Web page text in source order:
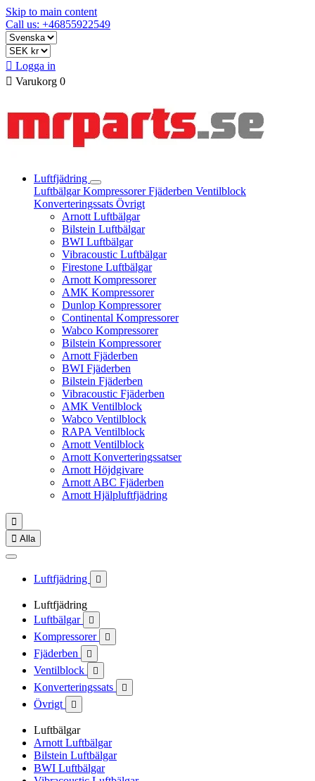
Skip to main content
Call us: +46855922549
 Logga in
 Varukorg 0
Luftfjädring
LuftbälgarKompressorerFjäderben Ventilblock
Konverteringssats Övrigt
Arnott Luftbälgar
Bilstein Luftbälgar
BWI Luftbälgar
Vibracoustic Luftbälgar
Firestone Luftbälgar
Arnott Kompressorer
AMK Kompressorer
Dunlop Kompressorer
Continental Kompressorer
Wabco Kompressorer
Bilstein Kompressorer
Arnott Fjäderben
BWI Fjäderben
Bilstein Fjäderben
Vibracoustic Fjäderben
AMK Ventilblock
Wabco Ventilblock
RAPA Ventilblock
Arnott Ventilblock
Arnott Konverteringssatser
Arnott Höjdgivare
Arnott ABC Fjäderben
Arnott Hjälpluftfjädring

 Alla
Luftfjädring 
Luftfjädring
Luftbälgar

Kompressorer 
Fjäderben 
Ventilblock 
Konverteringssats 
Övrigt 
Luftbälgar
Arnott Luftbälgar
Bilstein Luftbälgar
BWI Luftbälgar